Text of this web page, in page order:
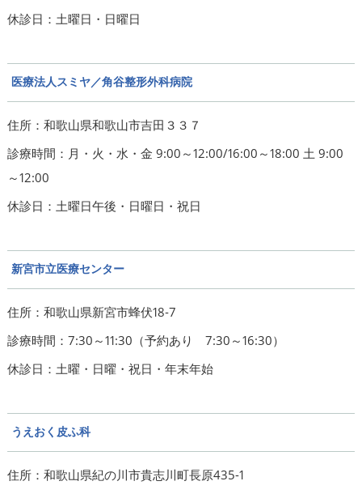
休診日：土曜日・日曜日
医療法人スミヤ／角谷整形外科病院
住所：和歌山県和歌山市吉田３３７
診療時間：月・火・水・金 9:00～12:00/16:00～18:00 土 9:00
～12:00
休診日：土曜日午後・日曜日・祝日
新宮市立医療センター
住所：和歌山県新宮市蜂伏18‐7
診療時間：7:30～11:30（予約あり 7:30～16:30）
休診日：土曜・日曜・祝日・年末年始
うえおく皮ふ科
住所：和歌山県紀の川市貴志川町長原435-1